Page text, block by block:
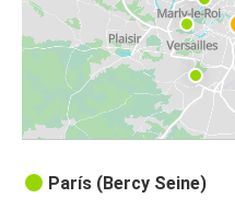
París (Bercy Seine)